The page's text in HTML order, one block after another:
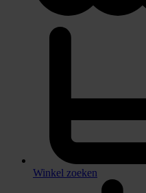
Winkel zoeken